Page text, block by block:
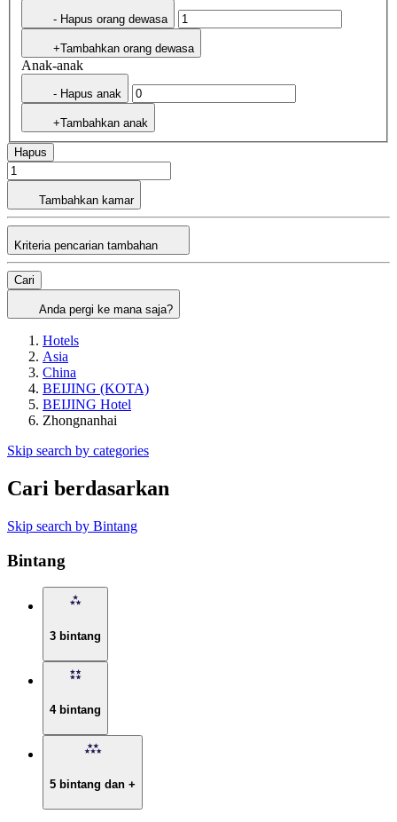
- Hapus orang dewasa
+Tambahkan orang dewasa
Anak-anak
- Hapus anak
+Tambahkan anak
Hapus
Tambahkan kamar
Kriteria pencarian tambahan
Cari
Anda pergi ke mana saja?
Hotels
Asia
China
BEIJING (KOTA)
BEIJING Hotel
Zhongnanhai
Skip search by categories
Cari berdasarkan
Skip search by Bintang
Bintang
3 bintang
4 bintang
5 bintang dan +